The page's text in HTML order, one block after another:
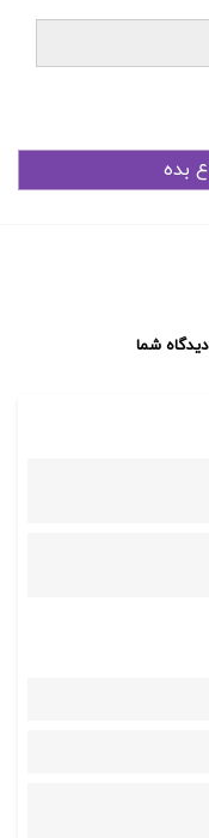
دیدگاه شما